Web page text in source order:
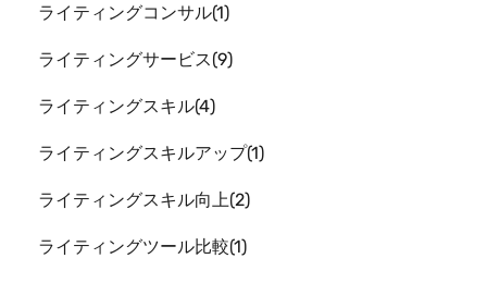
ライティングコンサル 1
ライティングサービス 9
ライティングスキル 4
ライティングスキルアップ 1
ライティングスキル向上 2
ライティングツール比較 1